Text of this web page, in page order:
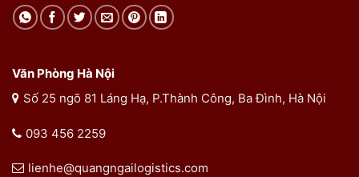
Văn Phòng Hà Nội
Số 25 ngõ 81 Láng Hạ, P.Thành Công, Ba Đình, Hà Nội
093 456 2259
lienhe@quangngailogistics.com